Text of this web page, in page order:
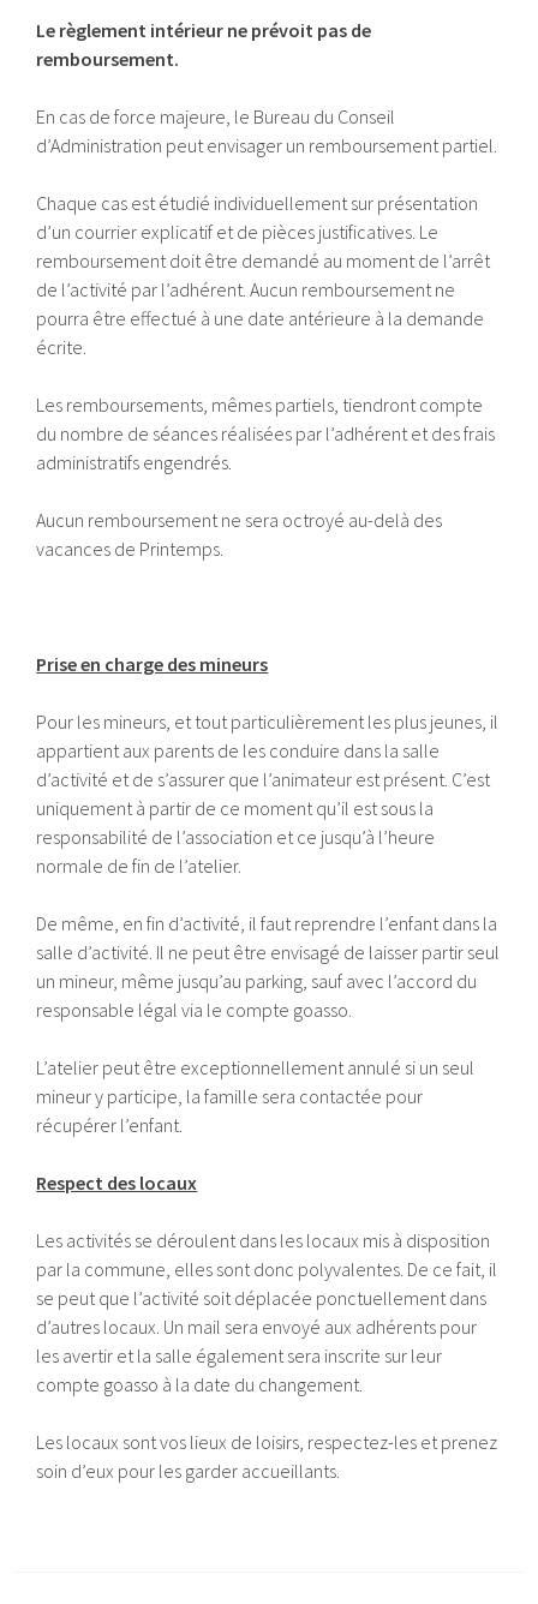
Le règlement intérieur ne prévoit pas de
remboursement.
En cas de force majeure, le Bureau du Conseil
d’Administration peut envisager un remboursement partiel.
Chaque cas est étudié individuellement sur présentation
d’un courrier explicatif et de pièces justificatives. Le
remboursement doit être demandé au moment de l’arrêt
de l’activité par l’adhérent. Aucun remboursement ne
pourra être effectué à une date antérieure à la demande
écrite.
Les remboursements, mêmes partiels, tiendront compte
du nombre de séances réalisées par l’adhérent et des frais
administratifs engendrés.
Aucun remboursement ne sera octroyé au-delà des
vacances de Printemps.
Prise en charge des mineurs
Pour les mineurs, et tout particulièrement les plus jeunes, il
appartient aux parents de les conduire dans la salle
d’activité et de s’assurer que l’animateur est présent. C’est
uniquement à partir de ce moment qu’il est sous la
responsabilité de l’association et ce jusqu’à l’heure
normale de fin de l’atelier.
De même, en fin d’activité, il faut reprendre l’enfant dans la
salle d’activité. Il ne peut être envisagé de laisser partir seul
un mineur, même jusqu’au parking, sauf avec l’accord du
responsable légal via le compte goasso.
L’atelier peut être exceptionnellement annulé si un seul
mineur y participe, la famille sera contactée pour
récupérer l’enfant.
Respect des locaux
Les activités se déroulent dans les locaux mis à disposition
par la commune, elles sont donc polyvalentes. De ce fait, il
se peut que l’activité soit déplacée ponctuellement dans
d’autres locaux. Un mail sera envoyé aux adhérents pour
les avertir et la salle également sera inscrite sur leur
compte goasso à la date du changement.
Les locaux sont vos lieux de loisirs, respectez-les et prenez
soin d’eux pour les garder accueillants.